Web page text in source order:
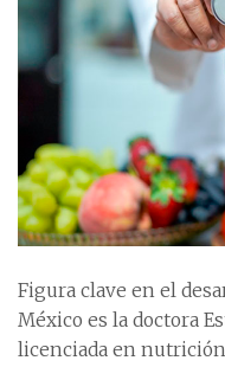
Figura clave en el
México es la doctora
licenciada en